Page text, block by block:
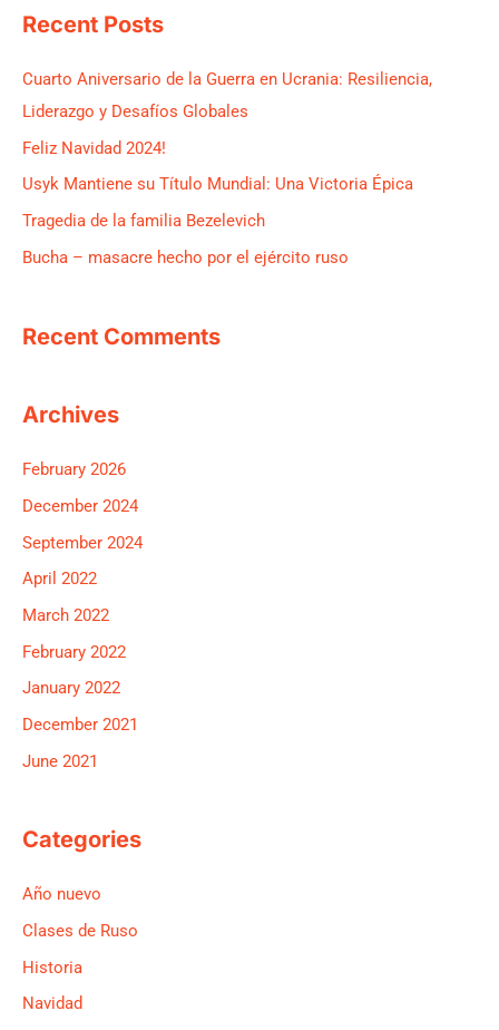
c
h
f
Recent Posts
Cuarto Aniversario de la Guerra en Ucrania: Resiliencia,
Liderazgo y Desafíos Globales
Feliz Navidad 2024!
Usyk Mantiene su Título Mundial: Una Victoria Épica
Tragedia de la familia Bezelevich
Bucha – masacre hecho por el ejército ruso
Recent Comments
Archives
February 2026
December 2024
September 2024
April 2022
March 2022
February 2022
January 2022
December 2021
June 2021
Categories
Año nuevo
Clases de Ruso
Historia
Navidad